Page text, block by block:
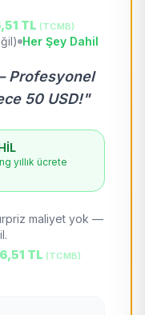
TL (TCMB)
Her Şey Dahil
Profesyonel
50 USD!"
yıllık ücrete
maliyet yok —
TL (TCMB)